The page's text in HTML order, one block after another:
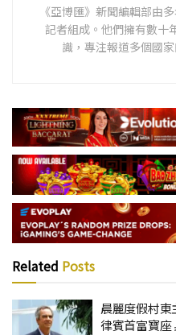
《亞博匯》新聞編輯部由
記者組成。他們擁有數十
識，專注報道多個國
Related Posts
晨麗度假村
律賓首富寶座